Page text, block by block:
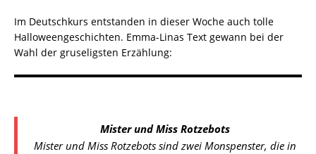
Im Deutschkurs entstanden in dieser Woche auch tolle
Halloweengeschichten. Emma-Linas Text gewann bei der
Wahl der gruseligsten Erzählung:
Mister und Miss Rotzebots
Mister und Miss Rotzebots sind zwei Monspenster, die in